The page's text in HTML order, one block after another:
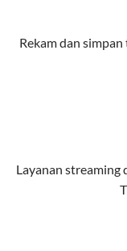
Dengan
teknologi
Keunggulan
Nikmati
streaming,
Memudahkan
Rekam dan
Layanan streaming